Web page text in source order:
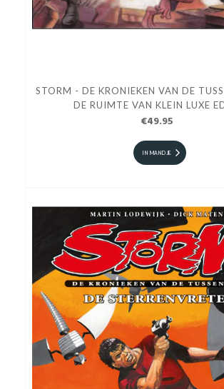
STORM - DE KRONIEKEN VAN DE
DE RUIMTE VAN KLEIN LUXE
€49.95
IN MANDJE